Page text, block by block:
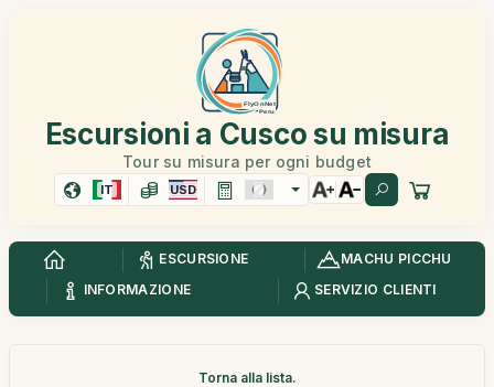
Escursioni a Cusco su misura
Tour su misura per ogni budget
IT USD
ESCURSIONE
MACHU PICCHU
INFORMAZIONE
SERVIZIO CLIENTI
Torna alla lista.